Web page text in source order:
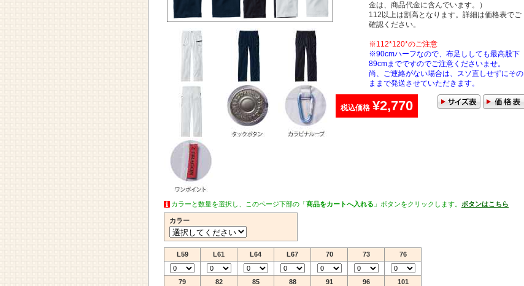
金は、商品代金に含んでいます。）
112以上は割高となります。詳細は価格表でご
確認ください。
※112*120*のご注意
※90cmハーフなので、布足ししても最高股下
89cmまでですのでご注意くださいませ。
尚、ご連絡がない場合は、スソ直しせずにその
ままで発送させていただきます。
税込価格 ¥2,770
カラーと数量を選択し、このページ下部の「商品をカートへ入れる 」ボタンをクリックします。 ボタンはこちら
カラー
L59 L61 L64 L67 70 73 76
79 82 85 88 91 96 101